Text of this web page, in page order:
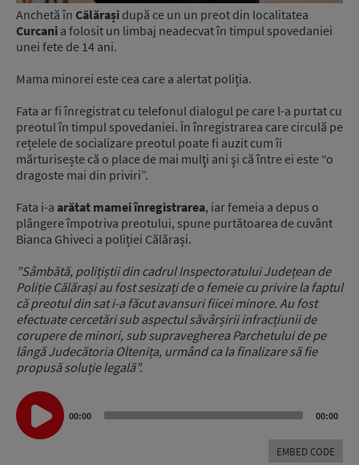
Anchetă în Călărași după ce un un preot din localitatea
Curcani a folosit un limbaj neadecvat în timpul spovedaniei
unei fete de 14 ani.
Mama minorei este cea care a alertat poliția.
Fata ar fi înregistrat cu telefonul dialogul pe care l-a purtat cu
preotul în timpul spovedaniei. În înregistrarea care circulă pe
rețelele de socializare preotul poate fi auzit cum îi
mărturisește că o place de mai mulţi ani şi că între ei este “o
dragoste mai din priviri”.
Fata i-a arătat mamei înregistrarea, iar femeia a depus o
plângere împotriva preotului, spune purtătoarea de cuvânt
Bianca Ghiveci a poliției Călărași.
”Sâmbătă, polițiștii din cadrul Inspectoratului Județean de
Poliție Călărași au fost sesizați de o femeie cu privire la faptul
că preotul din sat i-a făcut avansuri fiicei minore. Au fost
efectuate cercetări sub aspectul săvârșirii infracțiunii de
corupere de minori, sub supravegherea Parchetului de pe
lângă Judecătoria Oltenița, urmând ca la finalizare să fie
propusă soluție legală”.
Audio
Player
00:00 00:00
EMBED CODE